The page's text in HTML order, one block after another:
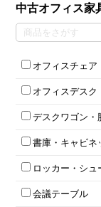
中古オフィス家
オフィスチェア
肘無しチェア
役員チェア
オフィスチェ
オフィスデスク
フリーアドレ
昇降デスク
両袖机
デスクワゴン・
インワゴン2段
インワゴン3
脇机
書庫・キャビネ
ハイキャビネ
ローキャビネ
両開きキャビ
ロッカー・シュ
1人用ロッカー
2人用ロッカー
会議テーブル